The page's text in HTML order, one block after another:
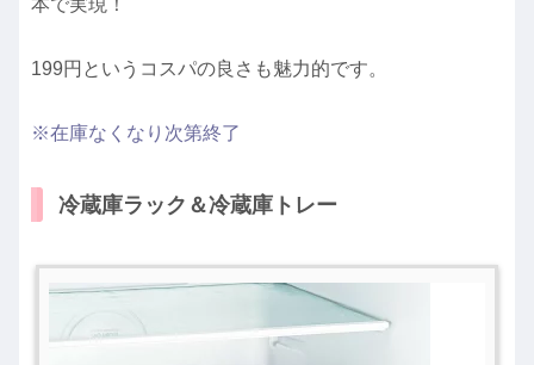
199円というコスパの良さも魅力的です。
※在庫なくなり次第終了
冷蔵庫ラック＆冷蔵庫トレー